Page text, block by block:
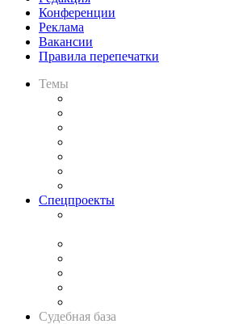
Конференции
Реклама
Вакансии
Правила перепечатки
Темы
Спецпроекты
Судебная база